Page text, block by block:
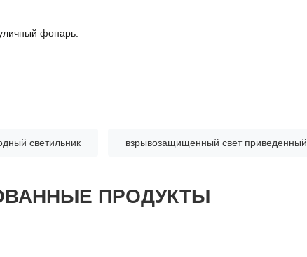
фонарь.
светильник взрывозащищенный свет приведенный
ПРОДУКТЫ